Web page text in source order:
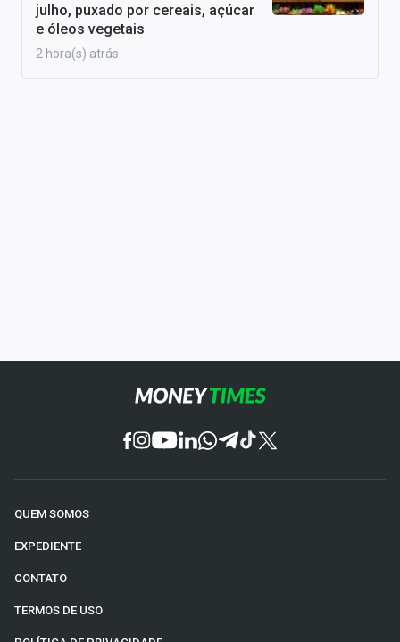
julho, puxado por cereais, açúcar
e óleos vegetais
2 hora(s) atrás
QUEM SOMOS
EXPEDIENTE
CONTATO
TERMOS DE USO